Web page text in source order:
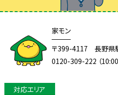
家モン
〒399-4117 長野県
0120-309-222 （10:00